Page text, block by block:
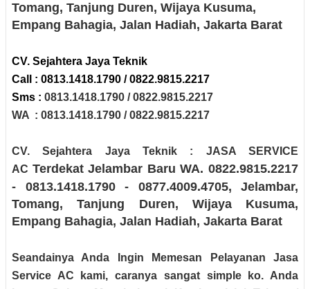
Tomang, Tanjung Duren, Wijaya Kusuma,
Empang Bahagia, Jalan Hadiah, Jakarta Barat
CV. Sejahtera Jaya Teknik
Call : 0813.1418.1790 / 0822.9815.2217
Sms : 0813.1418.1790 / 0822.9815.2217
WA : 0813.1418.1790 / 0822.9815.2217
CV. Sejahtera Jaya Teknik : JASA SERVICE
AC Terdekat Jelambar BaruWA. 0822.9815.2217
- 0813.1418.1790 - 0877.4009.4705, Jelambar,
Tomang, Tanjung Duren, Wijaya Kusuma,
Empang Bahagia, Jalan Hadiah, Jakarta Barat
Seandainya Anda Ingin Memesan Pelayanan Jasa
Service AC kami, caranya sangat simple ko. Anda